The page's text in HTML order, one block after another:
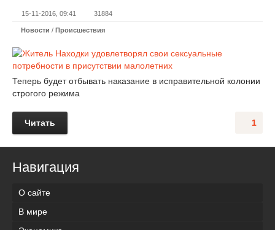
15-11-2016, 09:41 31884
Новости / Происшествия
Теперь будет отбывать наказание в исправительной колонии
строгого режима
1
Читать
Навигация
О сайте
В мире